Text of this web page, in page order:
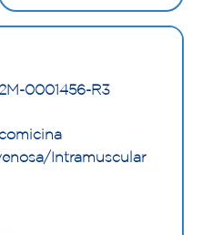
0001456-R3
Intramuscular